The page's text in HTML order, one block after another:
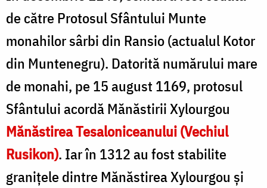
de către Protosul Sfântului Munte
monahilor sârbi din Ransio (actualul Kotor
din Muntenegru). Datorită numărului mare
de monahi, pe 15 august 1169, protosul
Sfântului acordă Mănăstirii Xylourgou
Mănăstirea Tesaloniceanului (Vechiul
Rusikon). Iar în 1312 au fost stabilite
granițele dintre Mănăstirea Xylourgou și